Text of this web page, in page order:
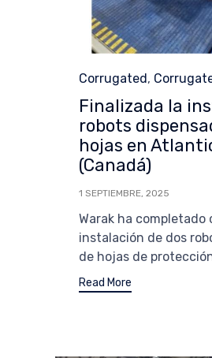
Category
Corrugated,
Finalizada la
robots
hojas en
(Canadá)
1 SEPTIEMBRE, 2025
Warak ha completado
instalación de dos
de hojas de
Read More